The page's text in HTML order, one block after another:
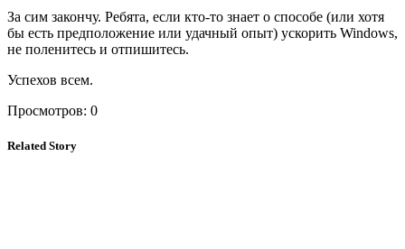
За сим закончу. Ребята, если кто-то знает о способе (или хотя
бы есть предположение или удачный опыт) ускорить Windows,
не поленитесь и отпишитесь.
Успехов всем.
Просмотров: 0
Related Story